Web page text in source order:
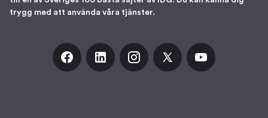
trygg med att använda våra tjänster.